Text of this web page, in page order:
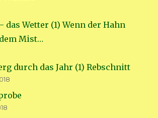
das Wetter (1) Wenn der Hahn
Mist…
durch das Jahr (1) Rebschnitt